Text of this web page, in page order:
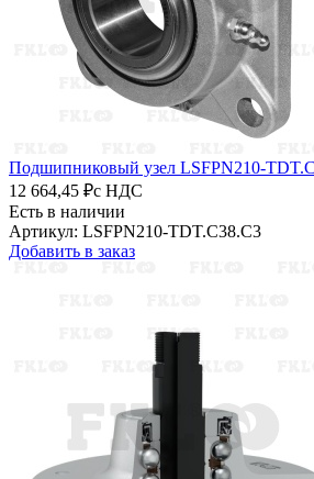
Подшипниковый узел LSFPN210-
12 664,45 ₽с НДС
Есть в наличии
Артикул: LSFPN210-TDT.C38.C3
Добавить в заказ